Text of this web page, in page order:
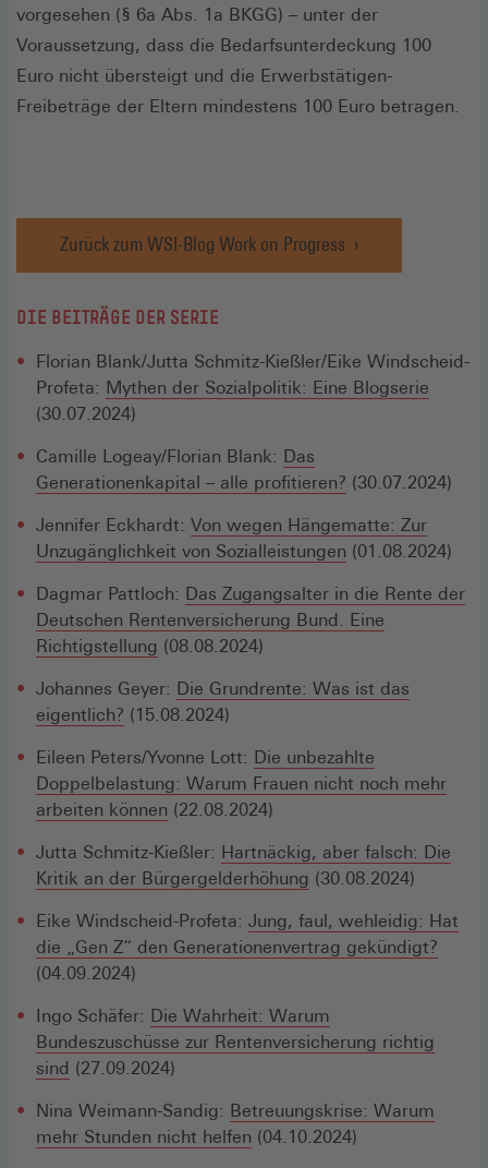
vorgesehen (§ 6a Abs. 1a BKGG) – unter der
Voraussetzung, dass die Bedarfsunterdeckung 100
Euro nicht übersteigt und die Erwerbstätigen-
Freibeträge der Eltern mindestens 100 Euro betragen.
Zurück zum WSI-Blog Work on Progress
DIE BEITRÄGE DER SERIE
Florian Blank/Jutta Schmitz-Kießler/Eike Windscheid-
Profeta: Mythen der Sozialpolitik: Eine Blogserie
(30.07.2024)
Camille Logeay/Florian Blank: Das
Generationenkapital – alle profitieren? (30.07.2024)
Jennifer Eckhardt: Von wegen Hängematte: Zur
Unzugänglichkeit von Sozialleistungen (01.08.2024)
Dagmar Pattloch: Das Zugangsalter in die Rente der
Deutschen Rentenversicherung Bund. Eine
Richtigstellung (08.08.2024)
Johannes Geyer: Die Grundrente: Was ist das
eigentlich? (15.08.2024)
Eileen Peters/Yvonne Lott: Die unbezahlte
Doppelbelastung: Warum Frauen nicht noch mehr
arbeiten können (22.08.2024)
Jutta Schmitz-Kießler: Hartnäckig, aber falsch: Die
Kritik an der Bürgergelderhöhung (30.08.2024)
Eike Windscheid-Profeta: Jung, faul, wehleidig: Hat
die „Gen Z“ den Generationenvertrag gekündigt?
(04.09.2024)
Ingo Schäfer: Die Wahrheit: Warum
Bundeszuschüsse zur Rentenversicherung richtig
sind (27.09.2024)
Nina Weimann-Sandig: Betreuungskrise: Warum
mehr Stunden nicht helfen (04.10.2024)